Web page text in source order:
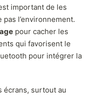
important de les
l’environnement.
pour cacher les
qui favorisent le
pour intégrer la
écrans, surtout au